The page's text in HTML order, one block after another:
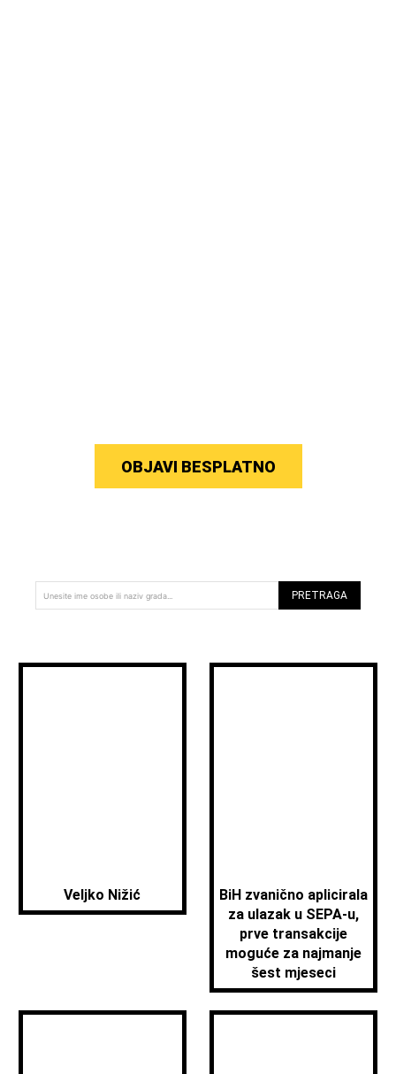
OBJAVI BESPLATNO
Unesite ime osobe ili naziv grada... PRETRAGA
Veljko Nižić
BiH zvanično aplicirala
za ulazak u SEPA-u,
prve transakcije
moguće za najmanje
šest mjeseci